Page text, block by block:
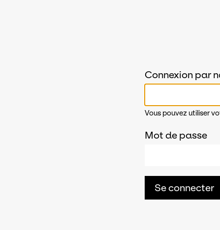
Connexion par
Vous pouvez utiliser
Mot de passe